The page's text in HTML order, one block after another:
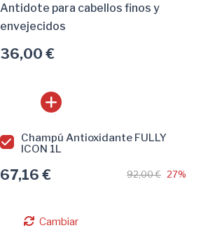
Antidote para cabellos finos y
envejecidos
36,00 €
Champú Antioxidante FULLY
ICON 1L
67,16 € 92,00 € 27%
Cambiar